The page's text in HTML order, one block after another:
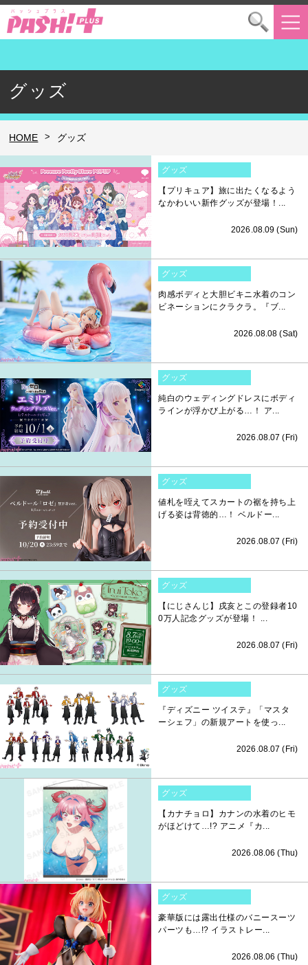
グッズ
HOME > グッズ
グッズ
【プリキュア】旅に出たくなるよう
なかわいい新作グッズが登場！...
2026.08.09 (Sun)
グッズ
肉感ボディと大胆ビキニ水着のコン
ビネーションにクラクラ。『ブ...
2026.08.08 (Sat)
グッズ
純白のウェディングドレスにボディ
ラインが浮かび上がる…！ ア...
2026.08.07 (Fri)
グッズ
値札を咥えてスカートの裾を持ち上
げる姿は背徳的…！ ベルドー...
2026.08.07 (Fri)
グッズ
【にじさんじ】戌亥とこの登録者10
0万人記念グッズが登場！ ...
2026.08.07 (Fri)
グッズ
『ディズニー ツイステ』「マスタ
ーシェフ」の新規アートを使っ...
2026.08.07 (Fri)
グッズ
【カナチョロ】カナンの水着のヒモ
がほどけて…!? アニメ『カ...
2026.08.06 (Thu)
グッズ
豪華版には露出仕様のバニースーツ
パーツも…!? イラストレー...
2026.08.06 (Thu)